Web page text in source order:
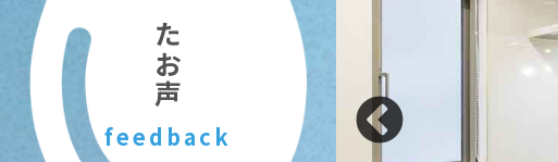
頂いたお声
feedback